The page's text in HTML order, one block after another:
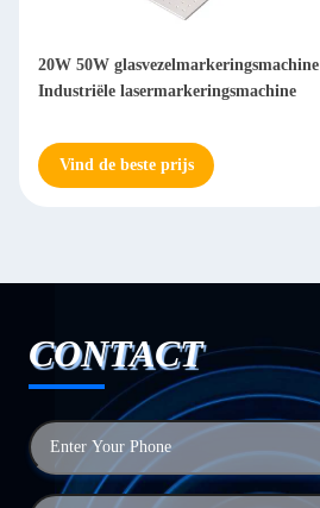
20W 50W glasvezelmarkeringsmachine
Industriële lasermarkeringsmachine
Vind de beste prijs
CONTACT